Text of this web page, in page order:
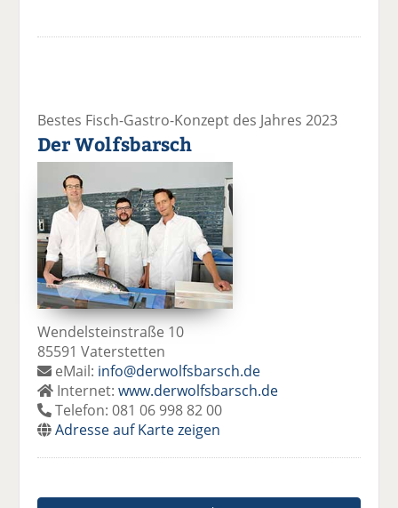
Bestes Fisch-Gastro-Konzept des Jahres 2023
Der Wolfsbarsch
Wendelsteinstraße 10
85591 Vaterstetten
eMail: info@derwolfsbarsch.de
Internet:www.derwolfsbarsch.de
Telefon: 081 06 998 82 00
Adresse auf Karte zeigen